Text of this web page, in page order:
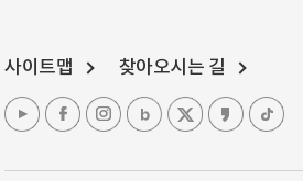
사이트맵 찾아오시는 길